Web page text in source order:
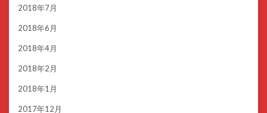
2018年7月
2018年6月
2018年4月
2018年2月
2018年1月
2017年12月